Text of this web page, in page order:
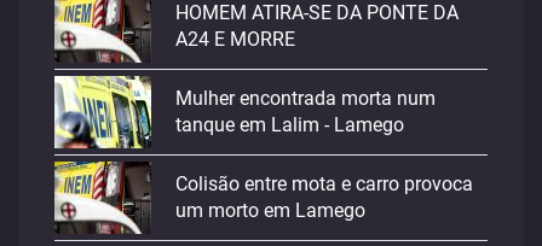
HOMEM ATIRA-SE DA PONTE DA
A24 E MORRE
Mulher encontrada morta num
tanque em Lalim - Lamego
Colisão entre mota e carro provoca
um morto em Lamego